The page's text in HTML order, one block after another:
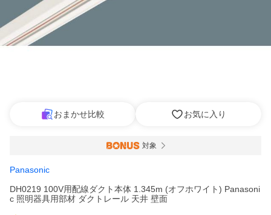
おまかせ比較 お気に入り
対象
Panasonic
DH0219 100V用配線ダクト本体 1.345m (オフホワイト) Panasoni
c 照明器具用部材 ダクトレール 天井 壁面